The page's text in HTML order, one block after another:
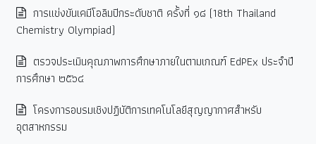
การแข่งขันเคมีโอลิมปิกระดับชาติ ครั้งที่ ๑๘ (18th Thailand
Chemistry Olympiad)
ตรวจประเมินคุณภาพการศึกษาภายในตามเกณฑ์ EdPEx ประจำปี
การศึกษา ๒๕๖๔
โครงการอบรมเชิงปฏิบัติการเทคโนโลยีสุญญากาศสำหรับ
อุตสาหกรรม